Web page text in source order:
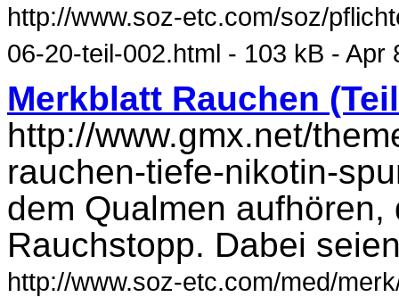
http://www.soz-etc.com/soz/
06-20-teil-002.html - 103 kB - Apr
Merkblatt Rauchen
http://www.gmx.net/
rauchen-tiefe-nikotin-
dem Qualmen
Rauchstopp. Dabei
http://www.soz-etc.com/med/